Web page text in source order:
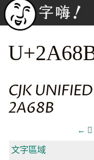
CJK
2A68B
←
文字區域